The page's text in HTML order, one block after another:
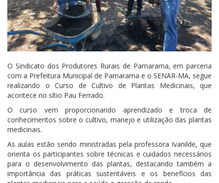
O Sindicato dos Produtores Rurais de Parnarama, em parceria
com a Prefeitura Municipal de Parnarama e o SENAR-MA, segue
realizando o Curso de Cultivo de Plantas Medicinais, que
acontece no sítio Pau Ferrado.
O curso vem proporcionando aprendizado e troca de
conhecimentos sobre o cultivo, manejo e utilização das plantas
medicinais.
As aulas estão sendo ministradas pela professora Ivanilde, que
orienta os participantes sobre técnicas e cuidados necessários
para o desenvolvimento das plantas, destacando também a
importância das práticas sustentáveis e os benefícios das